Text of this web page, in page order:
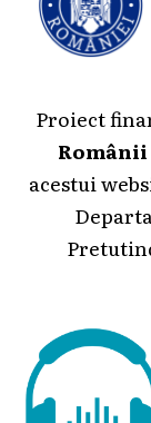
Proiect
acestui